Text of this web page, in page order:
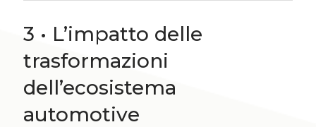
3 • L’impatto delle
trasformazioni
dell’ecosistema
automotive